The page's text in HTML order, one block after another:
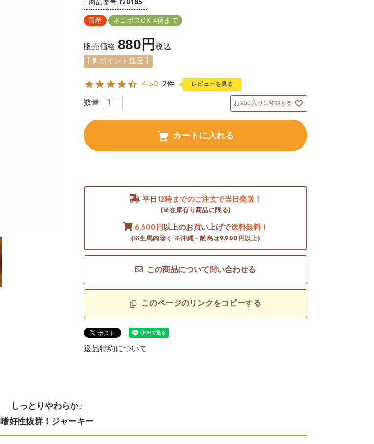
商品番号 r20185
国産 ネコポスOK 4個まで
販売価格 880 税込
9 ポイント進呈 ]
4.50 2件 レビューを見る
お気に入りに登録する
カートに入れる
平日 12時までのご注文で当日発送！
(※在庫有り商品に限る)
6,600円以上のお買い上げで送料無料！
(※生馬肉除く ※沖縄・離島は9,900円以上)
この商品について問い合わせる
このページのリンクをコピーする
返品特約について
しっとりやわらか♪
嗜好性抜群！ジャーキー